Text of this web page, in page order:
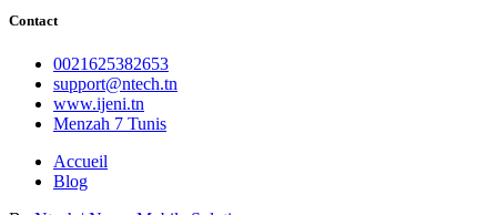
Contact
0021625382653
support@ntech.tn
www.ijeni.tn
Menzah 7 Tunis
Accueil
Blog